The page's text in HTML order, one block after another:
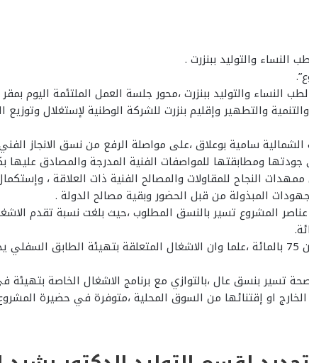
والتوليد ببنزرت .
والتوليد ببنزرت ،محور جلسة العمل الملتئمة اليوم بمقر
والتطهير وإقليم بنزرت للشركة الوطنية لإستغلال
سامية بوعلاق ،على مواصلة الرفع من نسق الانجاز
ومطابقتها للمواصفات الفنية المدرجة والمصادق عليها
النجاح للمقاولات والمصالح الفنية ذات العلاقة ،
المبذولة من قبل الحضور وبقية مصالح الدولة .
المشروع تسير بالنسق المطلوب ،حيث بلغت نسبة تقدم
وبالنسبة لذات الاقساط من الاشغال المبرمجة في الطابق الارضي بلغت نسبة تقدمها اكثر من 75 بالمائة ،علما وان
تسير بنسق عال ،بالتوازي مع برنامج الاشغال الخاصة
او إقتنائها من السوق المحلية ،متوفرة في حضيرة